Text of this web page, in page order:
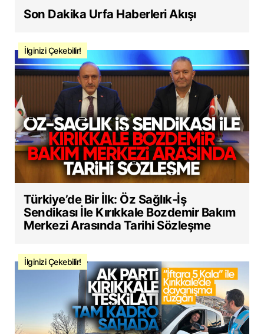
Son Dakika Urfa Haberleri Akışı
İlginizi Çekebilir!
Türkiye’de Bir İlk: Öz Sağlık-İş
Sendikası İle Kırıkkale Bozdemir Bakım
Merkezi Arasında Tarihi Sözleşme
İlginizi Çekebilir!